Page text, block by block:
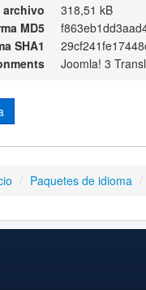
archivo
318,51 kB
MD5
SHA1
Joomla! 3
/ Paquetes de idioma /